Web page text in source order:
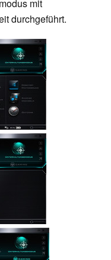
mit
durchgeführt.